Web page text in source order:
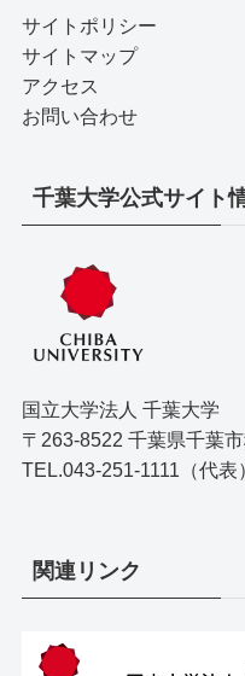
サイトポリシー
サイトマップ
アクセス
お問い合わせ
千葉大学公式サイト
国立大学法人 千葉大学
〒263-8522 千葉県千葉
TEL.043-251-1111（代表）
関連リンク